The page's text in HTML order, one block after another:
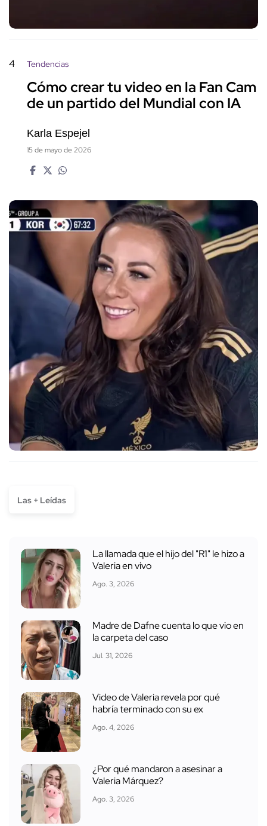
4 Tendencias
Cómo crear tu video en la Fan Cam
de un partido del Mundial con IA
Karla Espejel
15 de mayo de 2026
Las + Leídas
La llamada que el hijo del "R1" le hizo a
Valeria en vivo
Ago. 3, 2026
Madre de Dafne cuenta lo que vio en
la carpeta del caso
Jul. 31, 2026
Video de Valeria revela por qué
habría terminado con su ex
Ago. 4, 2026
¿Por qué mandaron a asesinar a
Valeria Márquez?
Ago. 3, 2026